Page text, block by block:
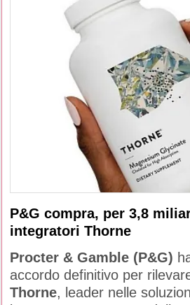
P&G compra, per 3,8
integratori Thorne
Procter & Gamble (P&G)
accordo definitivo per
Thorne, leader nelle